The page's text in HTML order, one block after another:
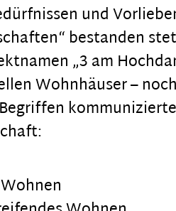
und
bestanden
„3 am
Wohnhäuser –